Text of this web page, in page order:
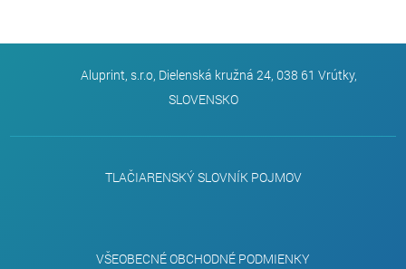
Aluprint, s.r.o, Dielenská kružná 24, 038 61 Vrútky,
SLOVENSKO
TLAČIARENSKÝ SLOVNÍK POJMOV
VŠEOBECNÉ OBCHODNÉ PODMIENKY